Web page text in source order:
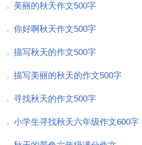
美丽的秋天作文500字
你好啊秋天作文500字
描写秋天的作文500字
描写美丽的秋天的作文500字
寻找秋天的作文500字
小学生寻找秋天六年级作文600字